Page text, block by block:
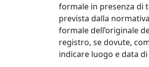
formale in presenza di
prevista dalla
formale dell’originale
registro, se dovute,
indicare luogo e data